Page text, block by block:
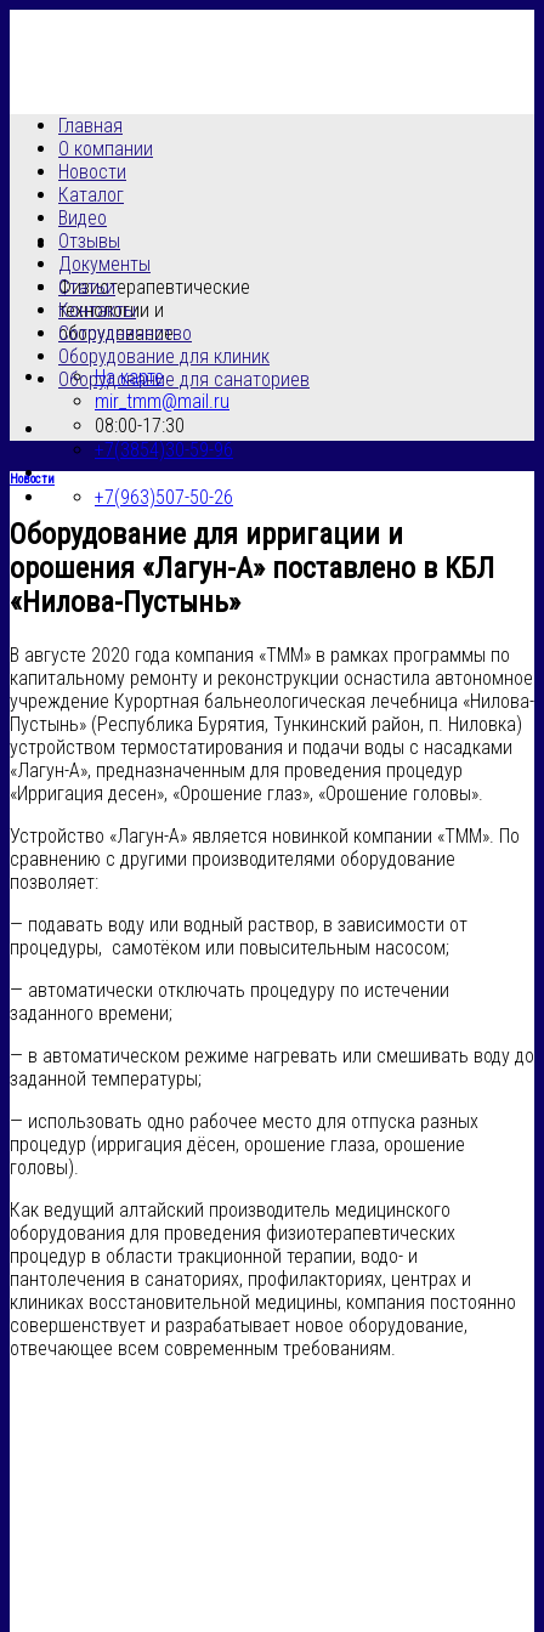
Физиотерапевтические
технологии и
оборудование
На карте
mir_tmm@mail.ru
08:00-17:30
+7(3854)30-59-96
+7(963)507-50-26
Главная
О компании
Новости
Каталог
Видео
Отзывы
Документы
Статьи
Контакты
Сотрудничество
Оборудование для клиник
Оборудование для санаториев
Новости
Оборудование для ирригации и
орошения «Лагун-А» поставлено в КБЛ
«Нилова-Пустынь»
В августе 2020 года компания «ТММ» в рамках программы по
капитальному ремонту и реконструкции оснастила автономное
учреждение Курортная бальнеологическая лечебница «Нилова-
Пустынь» (Республика Бурятия, Тункинский район, п. Ниловка)
устройством термостатирования и подачи воды с насадками
«Лагун-А», предназначенным для проведения процедур
«Ирригация десен», «Орошение глаз», «Орошение головы».
Устройство «Лагун-А» является новинкой компании «ТММ». По
сравнению с другими производителями оборудование
позволяет:
— подавать воду или водный раствор, в зависимости от
процедуры, самотёком или повысительным насосом;
— автоматически отключать процедуру по истечении
заданного времени;
— в автоматическом режиме нагревать или смешивать воду до
заданной температуры;
— использовать одно рабочее место для отпуска разных
процедур (ирригация дёсен, орошение глаза, орошение
головы).
Как ведущий алтайский производитель медицинского
оборудования для проведения физиотерапевтических
процедур в области тракционной терапии, водо- и
пантолечения в санаториях, профилакториях, центрах и
клиниках восстановительной медицины, компания постоянно
совершенствует и разрабатывает новое оборудование,
отвечающее всем современным требованиям.